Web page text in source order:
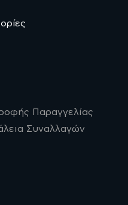
Παραγγελίας
Συναλλαγών